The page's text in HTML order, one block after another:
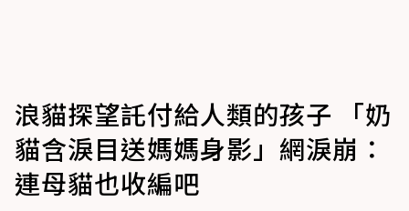
浪貓探望託付給人類的孩子 「奶
貓含淚目送媽媽身影」網淚崩：
連母貓也收編吧